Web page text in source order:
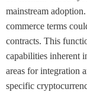
mainstream
commerce terms
contracts. This
capabilities inherent
areas for integration
specific